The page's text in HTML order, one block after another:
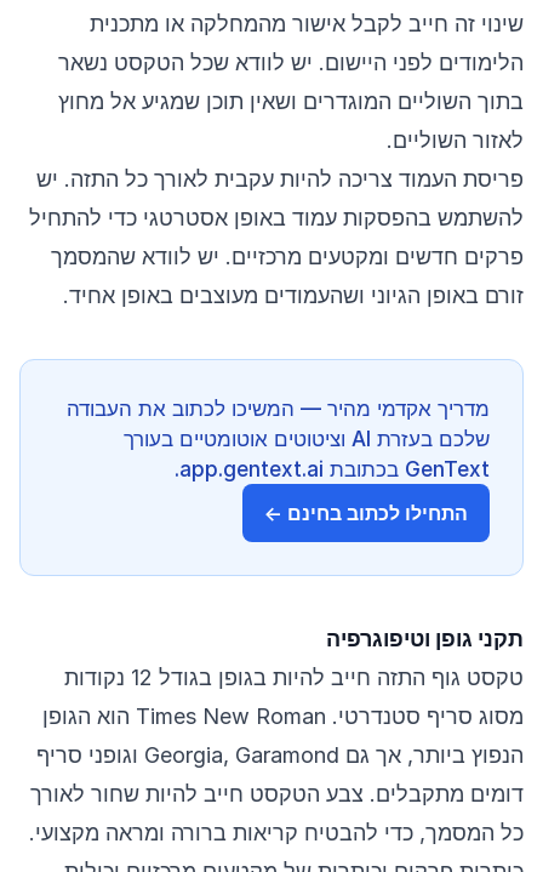
שינוי זה חייב לקבל אישור מהמחלקה או מתכנית
הלימודים לפני היישום. יש לוודא שכל הטקסט נשאר
בתוך השוליים המוגדרים ושאין תוכן שמגיע אל מחוץ
לאזור השוליים.
פריסת העמוד צריכה להיות עקבית לאורך כל התזה. יש
להשתמש בהפסקות עמוד באופן אסטרטגי כדי להתחיל
פרקים חדשים ומקטעים מרכזיים. יש לוודא שהמסמך
זורם באופן הגיוני ושהעמודים מעוצבים באופן אחיד.
מדריך אקדמי מהיר — המשיכו לכתוב את העבודה
שלכם בעזרת AI וציטוטים אוטומטיים בעורך
GenText בכתובת app.gentext.ai.
התחילו לכתוב בחינם ←
תקני גופן וטיפוגרפיה
טקסט גוף התזה חייב להיות בגופן בגודל 12 נקודות
מסוג סריף סטנדרטי. Times New Roman הוא הגופן
הנפוץ ביותר, אך גם Georgia, Garamond וגופני סריף
דומים מתקבלים. צבע הטקסט חייב להיות שחור לאורך
כל המסמך, כדי להבטיח קריאות ברורה ומראה מקצועי.